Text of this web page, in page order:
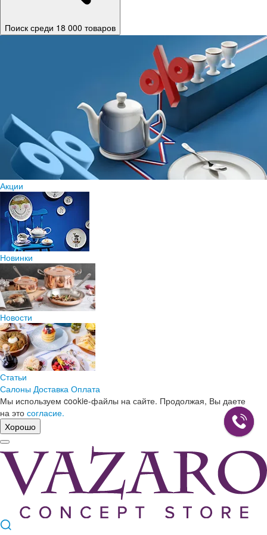
Поиск среди 18 000 товаров
Акции
Новинки
Новости
Статьи
Салоны Доставка Оплата
Мы используем cookie-файлы на сайте. Продолжая, Вы даете
на это согласие.
Хорошо